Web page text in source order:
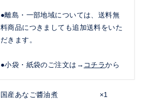
●離島・一部地域については、送料無
料商品につきましても追加送料をいた
だきます。
●小袋・紙袋のご注文は→ コチラから
国産あなご醬油煮 ×1